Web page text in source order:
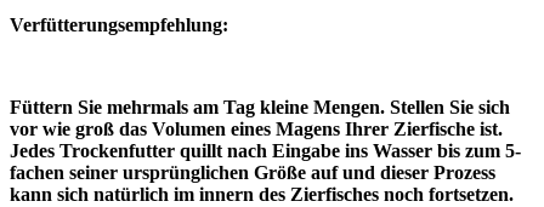
Verfütterungsempfehlung:
Füttern Sie mehrmals am Tag kleine Mengen. Stellen Sie sich
vor wie groß das Volumen eines Magens Ihrer Zierfische ist.
Jedes Trockenfutter quillt nach Eingabe ins Wasser bis zum 5-
fachen seiner ursprünglichen Größe auf und dieser Prozess
kann sich natürlich im innern des Zierfisches noch fortsetzen.